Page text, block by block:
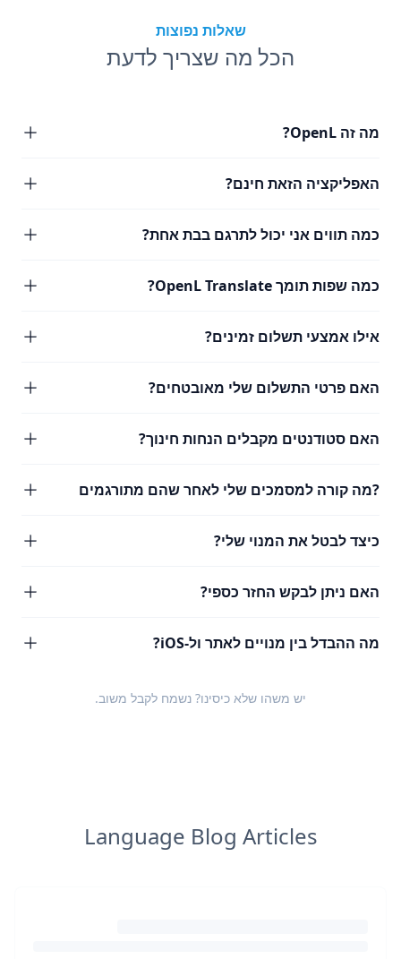
שאלות נפוצות
הכל מה שצריך לדעת
מה זה OpenL?
האפליקציה הזאת חינם?
כמה תווים אני יכול לתרגם בבת אחת?
כמה שפות תומך OpenL Translate?
אילו אמצעי תשלום זמינים?
האם פרטי התשלום שלי מאובטחים?
האם סטודנטים מקבלים הנחות חינוך?
?מה קורה למסמכים שלי לאחר שהם מתורגמים
כיצד לבטל את המנוי שלי?
האם ניתן לבקש החזר כספי?
מה ההבדל בין מנויים לאתר ול-iOS?
יש משהו שלא כיסינו? נשמח לקבל משוב.
Language Blog Articles